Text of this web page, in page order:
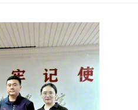
取り組み
人道支援
音楽活動
展示活動
教育本部の活動
図書贈呈